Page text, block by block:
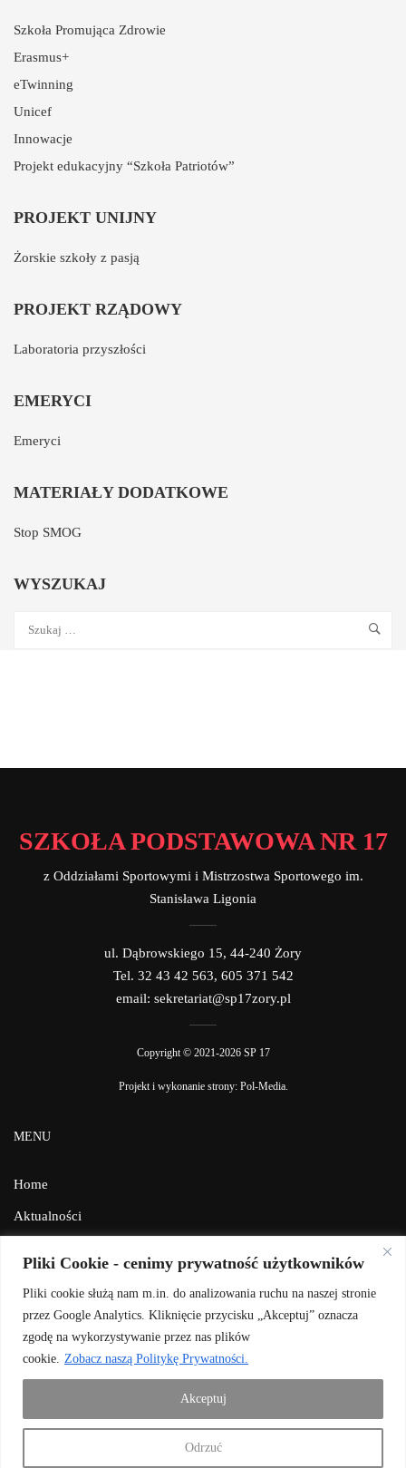
Pliki Cookie - cenimy prywatność użytkowników
Pliki cookie służą nam m.in. do analizowania ruchu na naszej stronie
przez Google Analytics. Kliknięcie przycisku „Akceptuj” oznacza
zgodę na wykorzystywanie przez nas plików
cookie.
Zobacz naszą Politykę Prywatności.
Odrzuć
Akceptuj
Szkoła Promująca Zdrowie
Erasmus+
eTwinning
Unicef
Innowacje
Projekt edukacyjny “Szkoła Patriotów”
PROJEKT UNIJNY
Żorskie szkoły z pasją
PROJEKT RZĄDOWY
Laboratoria przyszłości
EMERYCI
Emeryci
MATERIAŁY DODATKOWE
Stop SMOG
WYSZUKAJ
SZKOŁA PODSTAWOWA NR 17
z Oddziałami Sportowymi i Mistrzostwa Sportowego im.
Stanisława Ligonia
ul. Dąbrowskiego 15, 44-240 Żory
Tel. 32 43 42 563, 605 371 542
email: sekretariat@sp17zory.pl
Copyright © 2021-2026 SP 17
Projekt i wykonanie strony: Pol-Media.
MENU
Home
Aktualności
Kontakt
BIP